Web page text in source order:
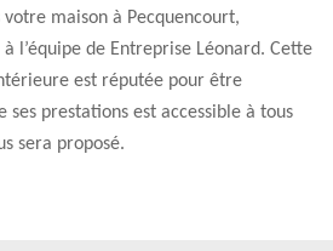
maison à Pecquencourt,
l’équipe de Entreprise Léonard. Cette
est réputée pour être
ses prestations est accessible à tous
sera proposé.